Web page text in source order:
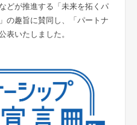
どが推進する「未来を拓くパ
の趣旨に賛同し、「パートナ
表いたしました。